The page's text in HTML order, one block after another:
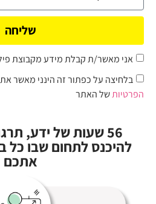
אני מאשר/ת קבלת מידע מקבוצת
בלחיצה על כפתור זה הינני מאשר את
הפרטיותשל האתר
שליחה
56 שעות של ידע,
להיכנס לתחום שבו כל
אתכם